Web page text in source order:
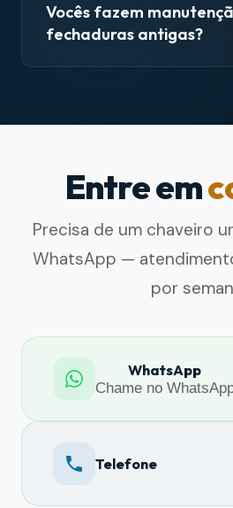
Vocês fazem
fechaduras antigas?
Entre em
Precisa de um chaveiro
WhatsApp —
por
WhatsApp
Chame no
Telefone